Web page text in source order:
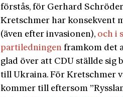
förstås, för Gerhard
Kretschmer har konsekvent
(även efter invasionen), och i
partiledningen framkom det
glad över att CDU ställde sig
till Ukraina. För Kretschmer
kommer till eftersom